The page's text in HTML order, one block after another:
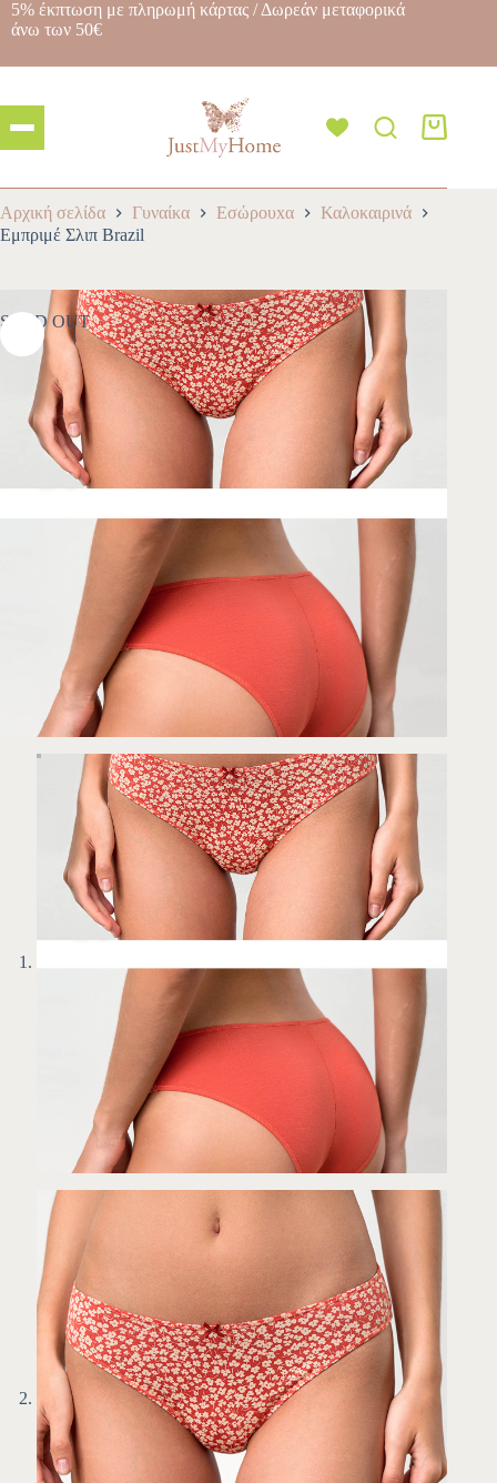
5% έκπτωση με πληρωμή κάρτας / Δωρεάν μεταφορικά
άνω των 50€
Αρχική σελίδα Γυναίκα Εσώρουxα
Καλοκαιρινά
Εμπριμέ Σλιπ Brazil
SOLD OUT